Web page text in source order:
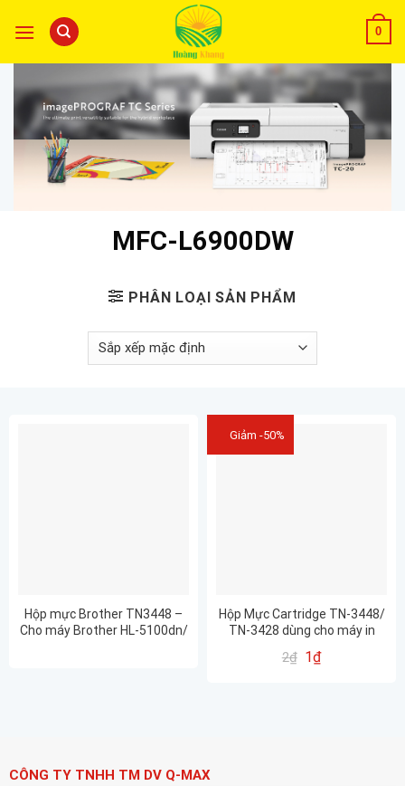
0
MFC-L6900DW
PHÂN LOẠI SẢN PHẨM
Hộp mực Brother TN3448 –
Cho máy Brother HL-5100dn/
Giảm -50%
Hộp Mực Cartridge TN-3448/
TN-3428 dùng cho máy in
L6200
2₫ 1₫
CÔNG TY TNHH TM DV Q-MAX